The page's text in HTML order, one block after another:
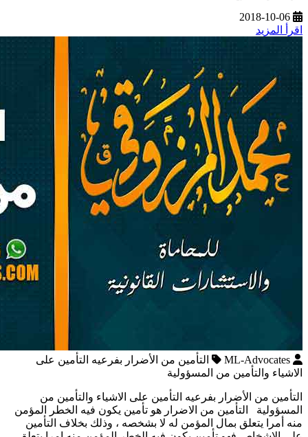
2018-10-06
اقرأ المزيد
ML-Advocates
التأمين من الأضرار بفرعيه التأمين على
الاشياء والتأمين من المسؤولية
التأمين من الأضرار بفرعيه التأمين على الاشياء والتأمين من
المسؤولية التأمين من الاضرار هو تأمين يكون فيه الخطر المؤمن
منه أمرا يتعلق بمال المؤمن له لا بشخصه ، وذلك بخلاف التأمين